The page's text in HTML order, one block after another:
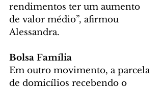
rendimentos ter um aumento
de valor médio”, afirmou
Alessandra.
Bolsa Família
Em outro movimento, a parcela
de domicílios recebendo o